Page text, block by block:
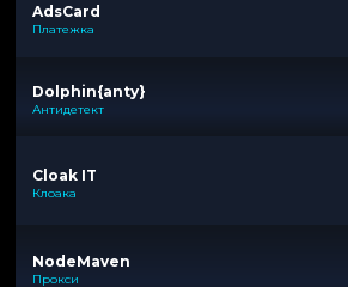
AdsCard
Платежка
Dolphin{anty}
Антидетект
Cloak IT
Клоака
NodeMaven
Прокси